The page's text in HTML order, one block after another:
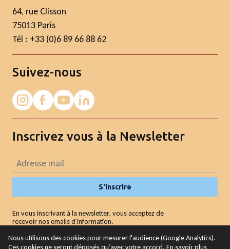
64, rue Clisson
75013 Paris
Tél : +33 (0)6 89 66 88 62
Suivez-nous
Inscrivez vous à la Newsletter
S'inscrire
En vous inscrivant à la newsletter, vous acceptez de
recevoir nos emails d'information.
Nous utilisons des cookies pour mesurer l'audience (Google Analytics).
Ces cookies ne seront déposés qu’avec votre accord. En savoir plus